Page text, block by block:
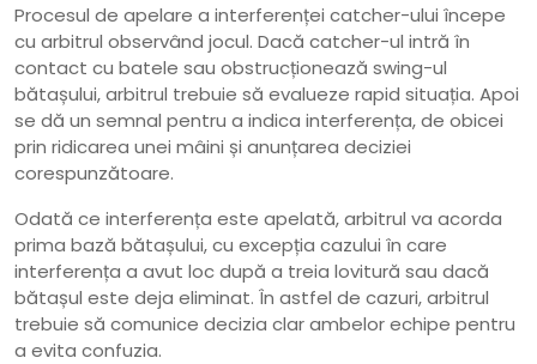
Procesul de apelare a interferenței catcher-ului începe
cu arbitrul observând jocul. Dacă catcher-ul intră în
contact cu batele sau obstrucționează swing-ul
bătașului, arbitrul trebuie să evalueze rapid situația. Apoi
se dă un semnal pentru a indica interferența, de obicei
prin ridicarea unei mâini și anunțarea deciziei
corespunzătoare.
Odată ce interferența este apelată, arbitrul va acorda
prima bază bătașului, cu excepția cazului în care
interferența a avut loc după a treia lovitură sau dacă
bătașul este deja eliminat. În astfel de cazuri, arbitrul
trebuie să comunice decizia clar ambelor echipe pentru
a evita confuzia.